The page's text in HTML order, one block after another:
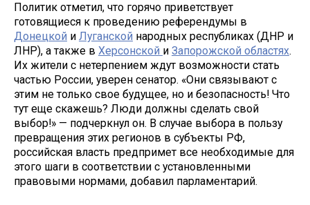
Политик отметил, что горячо приветствует
готовящиеся к проведению референдумы в
Донецкой и Луганской народных республиках (ДНР и
ЛНР), а также в Херсонской и Запорожской областях.
Их жители с нетерпением ждут возможности стать
частью России, уверен сенатор. «Они связывают с
этим не только свое будущее, но и безопасность! Что
тут еще скажешь? Люди должны сделать свой
выбор!» — подчеркнул он. В случае выбора в пользу
превращения этих регионов в субъекты РФ,
российская власть предпримет все необходимые для
этого шаги в соответствии с установленными
правовыми нормами, добавил парламентарий.